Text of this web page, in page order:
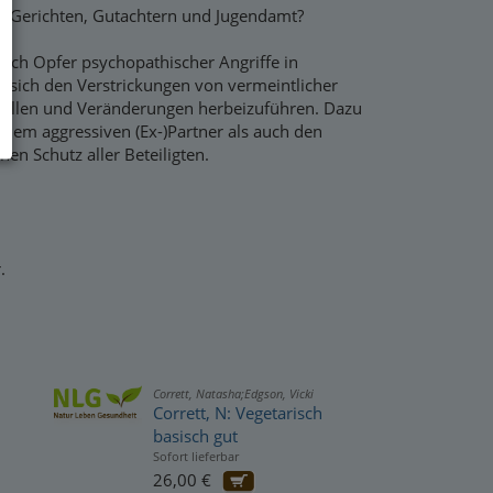
Gutachtern und Jugendamt?
Opfer psychopathischer Angriffe in
sich den Verstrickungen von vermeintlicher
und Veränderungen herbeizuführen. Dazu
aggressiven (Ex-)Partner als auch den
Schutz aller Beteiligten.
Corrett, Natasha;Edgson, Vicki
Corrett, N: Vegetarisch
basisch gut
Sofort lieferbar
26,00 €